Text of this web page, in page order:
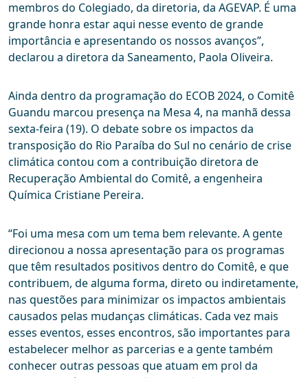
membros do Colegiado, da diretoria, da AGEVAP. É uma
grande honra estar aqui nesse evento de grande
importância e apresentando os nossos avanços”,
declarou a diretora da Saneamento, Paola Oliveira.
Ainda dentro da programação do ECOB 2024, o Comitê
Guandu marcou presença na Mesa 4, na manhã dessa
sexta-feira (19). O debate sobre os impactos da
transposição do Rio Paraíba do Sul no cenário de crise
climática contou com a contribuição diretora de
Recuperação Ambiental do Comitê, a engenheira
Química Cristiane Pereira.
“Foi uma mesa com um tema bem relevante. A gente
direcionou a nossa apresentação para os programas
que têm resultados positivos dentro do Comitê, e que
contribuem, de alguma forma, direto ou indiretamente,
nas questões para minimizar os impactos ambientais
causados pelas mudanças climáticas. Cada vez mais
esses eventos, esses encontros, são importantes para
estabelecer melhor as parcerias e a gente também
conhecer outras pessoas que atuam em prol da